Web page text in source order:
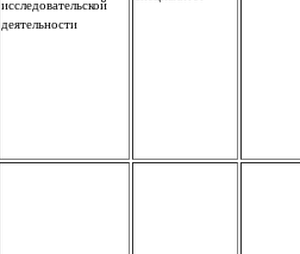
исследовательской
деятельности